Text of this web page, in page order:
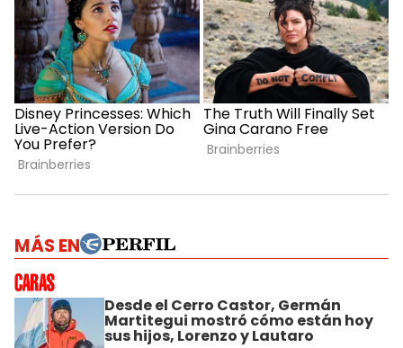
MÁS EN
Desde el Cerro Castor, Germán
Martitegui mostró cómo están hoy
sus hijos, Lorenzo y Lautaro